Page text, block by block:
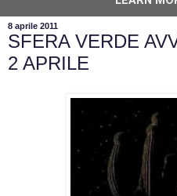
8 aprile 2011
SFERA VERDE
2 APRILE